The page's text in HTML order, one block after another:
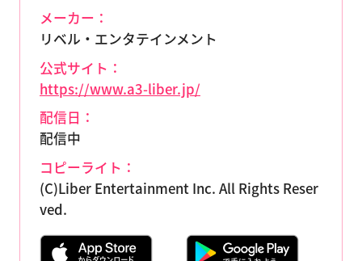
メーカー：
リベル・エンタテインメント
公式サイト：
https://www.a3-liber.jp/
配信日：
配信中
コピーライト：
(C)Liber Entertainment Inc. All Rights Reser
ved.